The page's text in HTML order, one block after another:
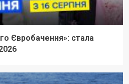
Євробачення»: стала